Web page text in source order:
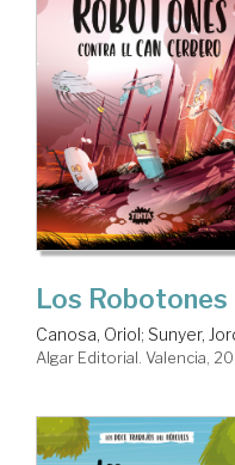
Los
Canosa, Oriol; Sunyer,
Algar Editorial. Valencia,